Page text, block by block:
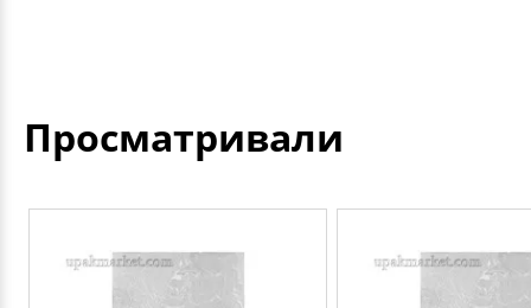
Просматривали